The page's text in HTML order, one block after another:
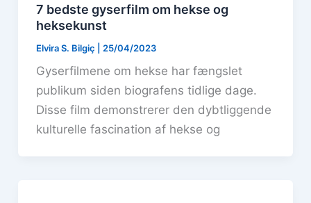
7 bedste gyserfilm om hekse og
heksekunst
Elvira S. Bilgiç 25/04/2023
Gyserfilmene om hekse har fængslet
publikum siden biografens tidlige dage.
Disse film demonstrerer den dybtliggende
kulturelle fascination af hekse og